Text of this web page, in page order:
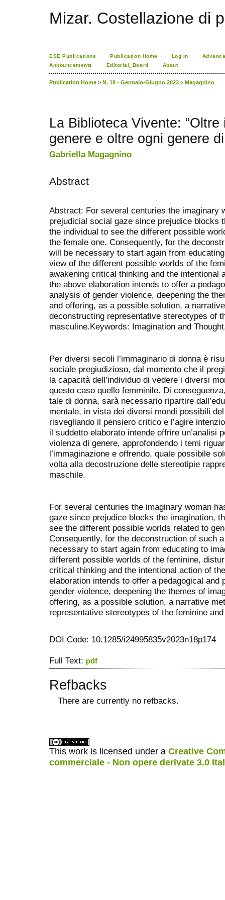
Mizar. Costellazione di
ESE Publications Publication Home Log In
Announcements
Editorial_Board About
Publication Home > N. 18 - Gennaio-Giugno 2023 > Magagnino
La Biblioteca Vivente:
genere e oltre ogni genere
Gabriella Magagnino
Abstract
Abstract: For several centuries the imaginary
prejudicial social gaze since prejudice blocks
the individual to see the different possible
the female one. Consequently, for the
will be necessary to start again from
view of the different possible worlds of the
awakening critical thinking and the intentional
the above elaboration intends to offer a
analysis of gender violence, deepening the
and offering, as a possible solution, a
deconstructing representative stereotypes of
masculine.Keywords: Imagination and
Per diversi secoli l’immaginario di donna è
sociale pregiudizioso, dal momento che il
la capacità dell’individuo di vedere i diversi
questo caso quello femminile. Di
tale di donna, sarà necessario ripartire
mentale, in vista dei diversi mondi possibili
risvegliando il pensiero critico e l’agire
il suddetto elaborato intende offrire un’analisi
violenza di genere, approfondendo i temi
l’immaginazione e offrendo, quale possibile
volta alla decostruzione delle stereotipie
maschile.
For several centuries the imaginary woman
gaze since prejudice blocks the imagination,
see the different possible worlds related to
Consequently, for the deconstruction of such
necessary to start again from educating to
different possible worlds of the feminine,
critical thinking and the intentional action of
elaboration intends to offer a pedagogical and
gender violence, deepening the themes of
offering, as a possible solution, a narrative
representative stereotypes of the feminine
DOI Code: 10.1285/i24995835v2023n18p174
Full Text: pdf
Refbacks
There are currently no refbacks.
This work is licensed under a Creative
commerciale - Non opere derivate 3.0